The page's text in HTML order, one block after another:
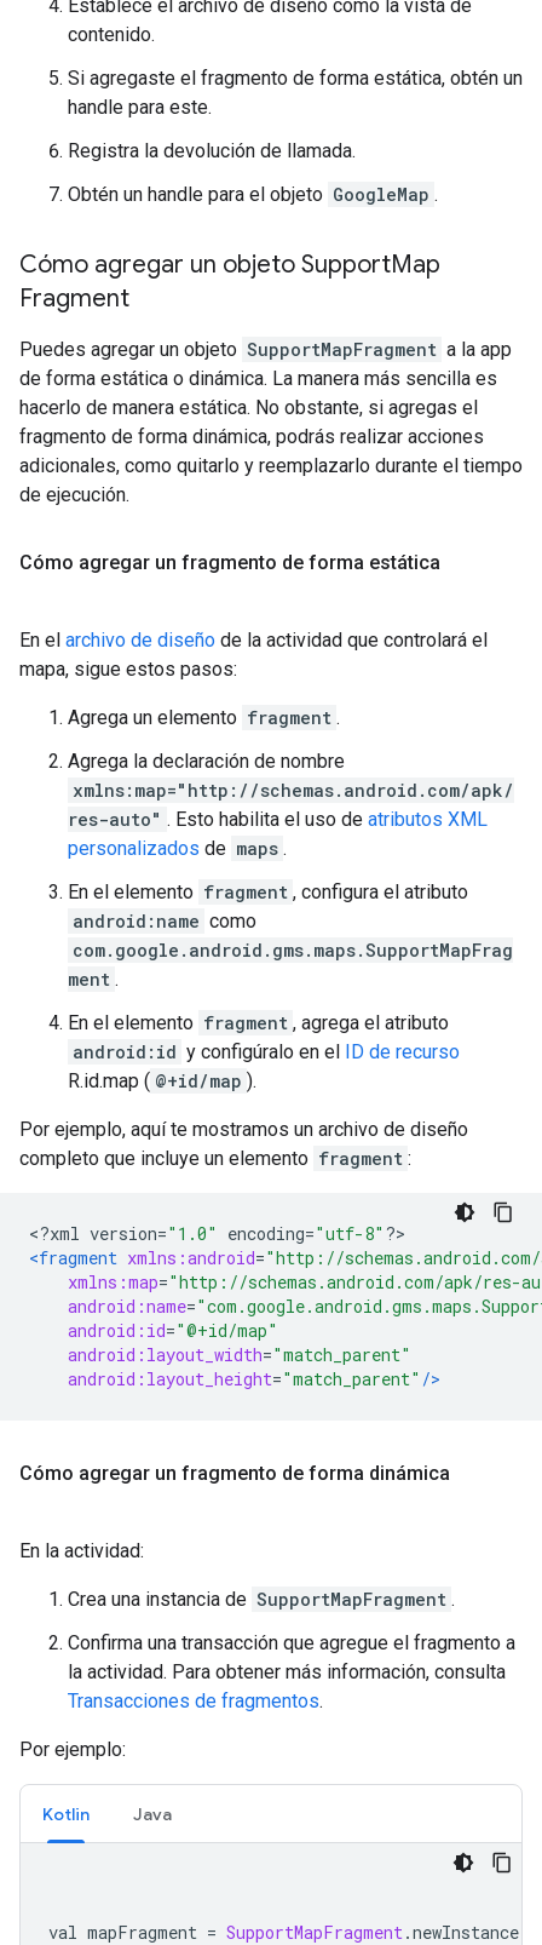
Establece el archivo de diseño como la vista de
contenido.
Si agregaste el fragmento de forma estática, obtén un
handle para este.
Registra la devolución de llamada.
Obtén un handle para el objeto GoogleMap .
Cómo agregar un objeto SupportMap
Fragment
Puedes agregar un objeto SupportMapFragment a la app
de forma estática o dinámica. La manera más sencilla es
hacerlo de manera estática. No obstante, si agregas el
fragmento de forma dinámica, podrás realizar acciones
adicionales, como quitarlo y reemplazarlo durante el tiempo
de ejecución.
Cómo agregar un fragmento de forma estática
En el archivo de diseño de la actividad que controlará el
mapa, sigue estos pasos:
Agrega un elemento fragment .
Agrega la declaración de nombre
xmlns:map="http://schemas.android.com/apk/
res-auto" . Esto habilita el uso de atributos XML
personalizados de maps .
En el elemento fragment , configura el atributo
android:name como
com.google.android.gms.maps.SupportMapFrag
ment .
En el elemento fragment , agrega el atributo
android:id y configúralo en el ID de recurso
R.id.map ( @+id/map ).
Por ejemplo, aquí te mostramos un archivo de diseño
completo que incluye un elemento fragment :
<?xml version="1.0" encoding="utf-8" ?>
<fragment xmlns:android="http://
xmlns:map="http://schemas.android.com/apk/res-
android:name=
android:id="@+id/map"
android:layout_width="match_parent"
android:layout_height="match_parent" />
Cómo agregar un fragmento de forma dinámica
En la actividad:
Crea una instancia de SupportMapFragment .
Confirma una transacción que agregue el fragmento a
la actividad. Para obtener más información, consulta
Transacciones de fragmentos.
Por ejemplo:
Kotlin Java
val mapFragment = SupportMapFragment.newInstance